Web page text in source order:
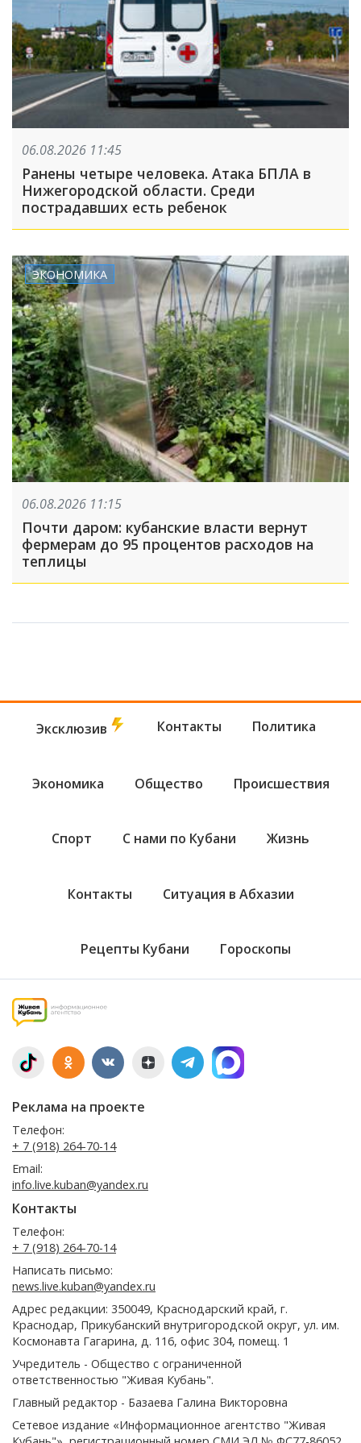
06.08.2026 11:45
Ранены четыре человека. Атака БПЛА в
Нижегородской области. Среди
пострадавших есть ребенок
ЭКОНОМИКА
06.08.2026 11:15
Почти даром: кубанские власти вернут
фермерам до 95 процентов расходов на
теплицы
Эксклюзив Контакты Политика
Экономика Общество Происшествия
Спорт С нами по Кубани Жизнь
Контакты Ситуация в Абхазии
Рецепты Кубани Гороскопы
Реклама на проекте
Телефон:
+ 7 (918) 264-70-14
Email:
info.live.kuban@yandex.ru
Контакты
Телефон:
+ 7 (918) 264-70-14
Написать письмо:
news.live.kuban@yandex.ru
Адрес редакции: 350049, Краснодарский край, г.
Краснодар, Прикубанский внутригородской округ, ул. им.
Космонавта Гагарина, д. 116, офис 304, помещ. 1
Учредитель - Общество с ограниченной
ответственностью "Живая Кубань".
Главный редактор - Базаева Галина Викторовна
Сетевое издание «Информационное агентство "Живая